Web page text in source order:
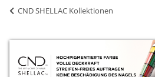
CND SHELLAC Kollektionen